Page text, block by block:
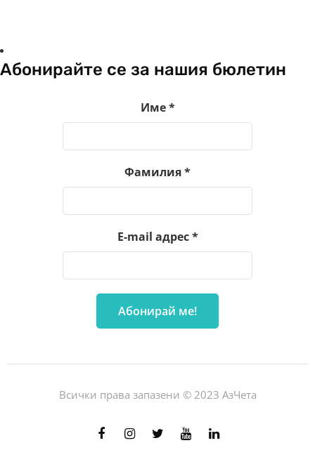
Абонирайте се за нашия бюлетин
Име*
Фамилия*
E-mail адрес*
Всички права запазени © 2023 АзЧета